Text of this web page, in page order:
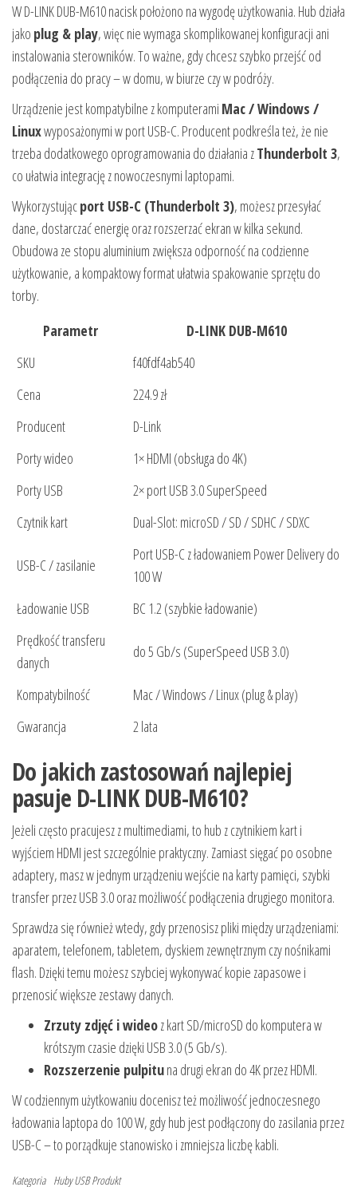
W D-LINK DUB-M610 nacisk położono na wygodę użytkowania. Hub działa
jako plug & play, więc nie wymaga skomplikowanej konfiguracji ani
instalowania sterowników. To ważne, gdy chcesz szybko przejść od
podłączenia do pracy – w domu, w biurze czy w podróży.
Urządzenie jest kompatybilne z komputerami Mac / Windows /
Linuxwyposażonymi w port USB-C. Producent podkreśla też, że nie
trzeba dodatkowego oprogramowania do działania zThunderbolt 3,
co ułatwia integrację z nowoczesnymi laptopami.
Wykorzystującport USB-C (Thunderbolt 3), możesz przesyłać
dane, dostarczać energię oraz rozszerzać ekran w kilka sekund.
Obudowa ze stopu aluminium zwiększa odporność na codzienne
użytkowanie, a kompaktowy format ułatwia spakowanie sprzętu do
torby.
Parametr
D-LINK DUB-M610
SKU
f40fdf4ab540
Cena
224.9 zł
Producent
D-Link
Porty wideo
1× HDMI (obsługa do 4K)
Porty USB
2× port USB 3.0 SuperSpeed
Czytnik kart
Dual-Slot: microSD / SD / SDHC / SDXC
USB-C / zasilanie
Port USB-C z ładowaniem Power Delivery do
100 W
Ładowanie USB
BC 1.2 (szybkie ładowanie)
Prędkość transferu
danych
do 5 Gb/s (SuperSpeed USB 3.0)
Kompatybilność
Mac / Windows / Linux (plug & play)
Gwarancja
2 lata
Do jakich zastosowań najlepiej
pasuje D-LINK DUB-M610?
Jeżeli często pracujesz z multimediami, to hub z czytnikiem kart i
wyjściem HDMI jest szczególnie praktyczny. Zamiast sięgać po osobne
adaptery, masz w jednym urządzeniu wejście na karty pamięci, szybki
transfer przez USB 3.0 oraz możliwość podłączenia drugiego monitora.
Sprawdza się również wtedy, gdy przenosisz pliki między urządzeniami:
aparatem, telefonem, tabletem, dyskiem zewnętrznym czy nośnikami
flash. Dzięki temu możesz szybciej wykonywać kopie zapasowe i
przenosić większe zestawy danych.
Zrzuty zdjęć i wideoz kart SD/microSD do komputera w
krótszym czasie dzięki USB 3.0 (5 Gb/s).
Rozszerzenie pulpituna drugi ekran do 4K przez HDMI.
W codziennym użytkowaniu docenisz też możliwość jednoczesnego
ładowania laptopa do 100 W, gdy hub jest podłączony do zasilania przez
USB-C – to porządkuje stanowisko i zmniejsza liczbę kabli.
Kategoria Huby USB Produkt